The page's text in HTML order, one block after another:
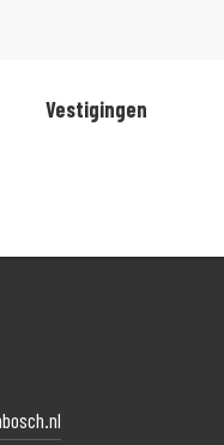
Vestigingen